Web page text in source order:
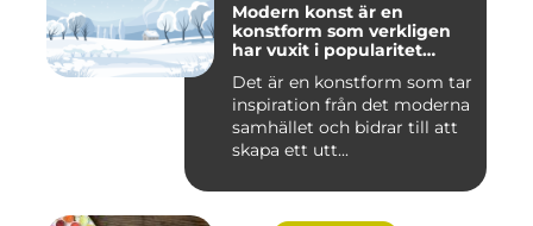
Modern konst är en
konstform som verkligen
har vuxit i popularitet
decennierna
Det är en konstform som tar
inspiration från det moderna
samhället och bidrar till att
skapa ett utt...